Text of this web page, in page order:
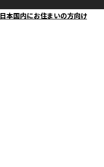
日本国内にお住まいの方向け